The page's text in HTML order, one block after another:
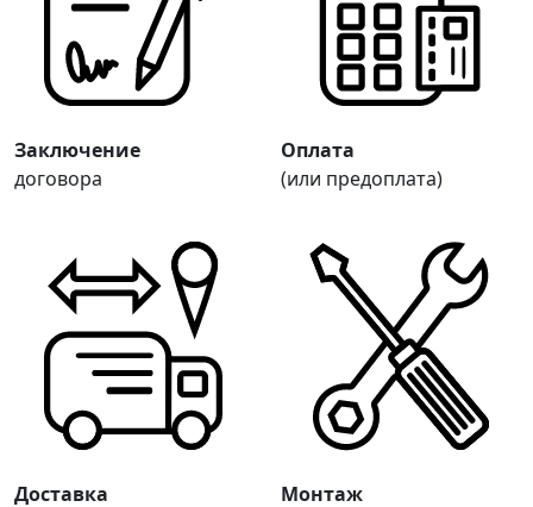
Заключение
договора
Оплата
(или предоплата)
Доставка
Монтаж